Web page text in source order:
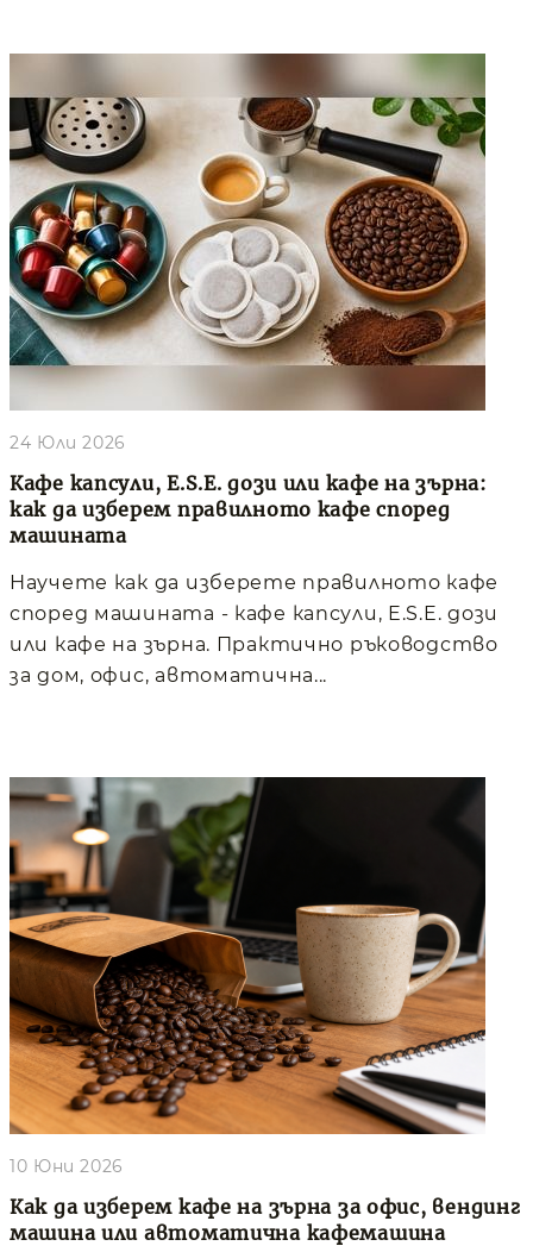
Кафе капсули, E.S.E. дози или кафе на зърна:
как да изберем правилното кафе според
машината
24 Юли 2026
Научете как да изберете правилното кафе
според машината - кафе капсули, E.S.E. дози
или кафе на зърна. Практично ръководство
за дом, офис, автоматична...
Как да изберем кафе на зърна за офис, вендинг
машина или автоматична кафемашина
10 Юни 2026